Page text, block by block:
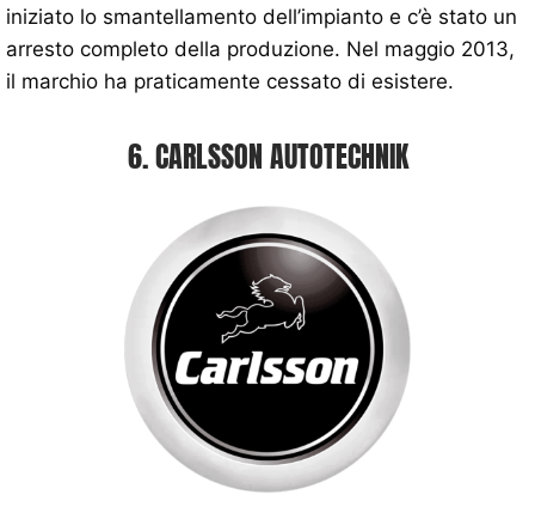
iniziato lo smantellamento dell’impianto e c’è stato un
arresto completo della produzione. Nel maggio 2013,
il marchio ha praticamente cessato di esistere.
6. CARLSSON AUTOTECHNIK